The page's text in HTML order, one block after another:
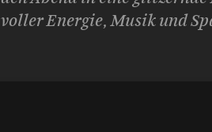
voller Energie, Musik und